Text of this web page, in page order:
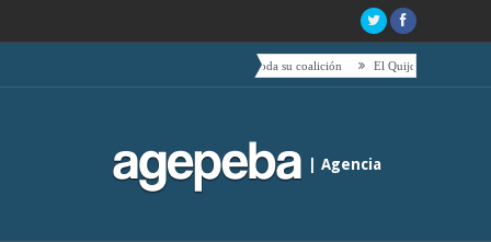
hacia el centro es acompañado por toda su coalición El Quijote, tetas, timbales y
| Agencia